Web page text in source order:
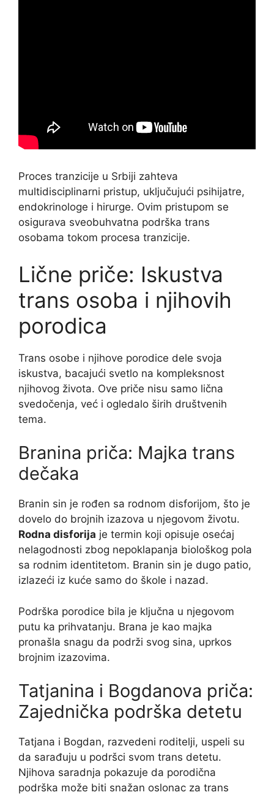
Proces tranzicije u Srbiji zahteva
multidisciplinarni pristup, uključujući psihijatre,
endokrinologe i hirurge. Ovim pristupom se
osigurava sveobuhvatna podrška trans
osobama tokom procesa tranzicije.
Lične priče: Iskustva
trans osoba i njihovih
porodica
Trans osobe i njihove porodice dele svoja
iskustva, bacajući svetlo na kompleksnost
njihovog života. Ove priče nisu samo lična
svedočenja, već i ogledalo širih društvenih
tema.
Branina priča: Majka trans
dečaka
Branin sin je rođen sa rodnom disforijom, što je
dovelo do brojnih izazova u njegovom životu.
Rodna disforija je termin koji opisuje osećaj
nelagodnosti zbog nepoklapanja biološkog pola
sa rodnim identitetom. Branin sin je dugo patio,
izlazeći iz kuće samo do škole i nazad.
Podrška porodice bila je ključna u njegovom
putu ka prihvatanju. Brana je kao majka
pronašla snagu da podrži svog sina, uprkos
brojnim izazovima.
Tatjanina i Bogdanova priča:
Zajednička podrška detetu
Tatjana i Bogdan, razvedeni roditelji, uspeli su
da sarađuju u podršci svom trans detetu.
Njihova saradnja pokazuje da porodična
podrška može biti snažan oslonac za trans